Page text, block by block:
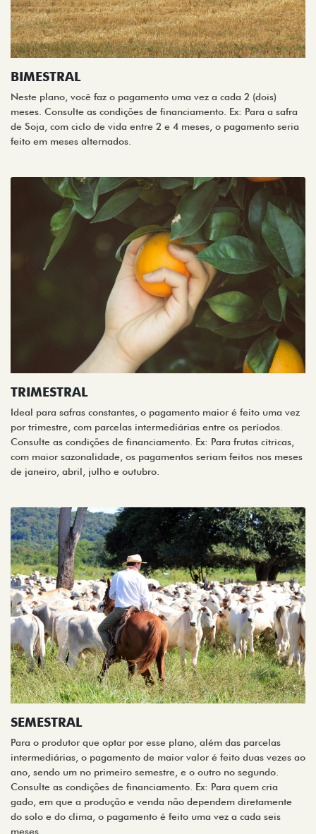
BIMESTRAL
Neste plano, você faz o pagamento uma vez a cada 2 (dois)
meses. Consulte as condições de financiamento. Ex: Para a safra
de Soja, com ciclo de vida entre 2 e 4 meses, o pagamento seria
feito em meses alternados.
TRIMESTRAL
Ideal para safras constantes, o pagamento maior é feito uma vez
por trimestre, com parcelas intermediárias entre os períodos.
Consulte as condições de financiamento. Ex: Para frutas cítricas,
com maior sazonalidade, os pagamentos seriam feitos nos meses
de janeiro, abril, julho e outubro.
SEMESTRAL
Para o produtor que optar por esse plano, além das parcelas
intermediárias, o pagamento de maior valor é feito duas vezes ao
ano, sendo um no primeiro semestre, e o outro no segundo.
Consulte as condições de financiamento. Ex: Para quem cria
gado, em que a produção e venda não dependem diretamente
do solo e do clima, o pagamento é feito uma vez a cada seis
meses.